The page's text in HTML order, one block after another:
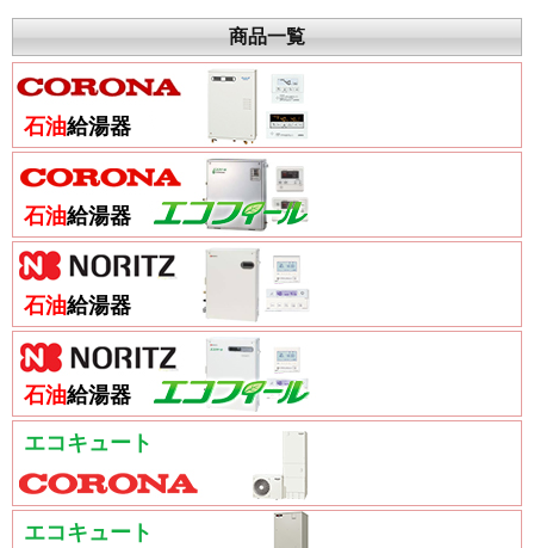
商品一覧
石油給湯器
石油給湯器
石油給湯器
石油給湯器
エコキュート
エコキュート